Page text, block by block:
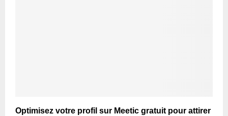
Optimisez votre profil sur Meetic gratuit pour attirer